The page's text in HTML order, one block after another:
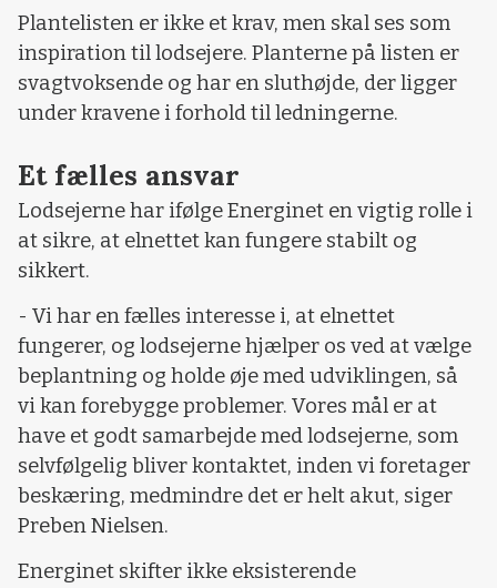
Plantelisten er ikke et krav, men skal ses som
inspiration til lodsejere. Planterne på listen er
svagtvoksende og har en sluthøjde, der ligger
under kravene i forhold til ledningerne.
Et fælles ansvar
Lodsejerne har ifølge Energinet en vigtig rolle i
at sikre, at elnettet kan fungere stabilt og
sikkert.
- Vi har en fælles interesse i, at elnettet
fungerer, og lodsejerne hjælper os ved at vælge
beplantning og holde øje med udviklingen, så
vi kan forebygge problemer. Vores mål er at
have et godt samarbejde med lodsejerne, som
selvfølgelig bliver kontaktet, inden vi foretager
beskæring, medmindre det er helt akut, siger
Preben Nielsen.
Energinet skifter ikke eksisterende